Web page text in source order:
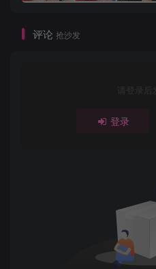
评论 抢沙发
请登录后
登录